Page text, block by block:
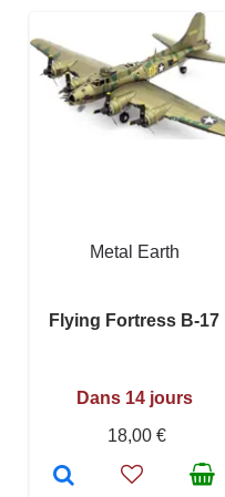
Metal Earth
Flying Fortress B-17
Dans 14 jours
18,00 €